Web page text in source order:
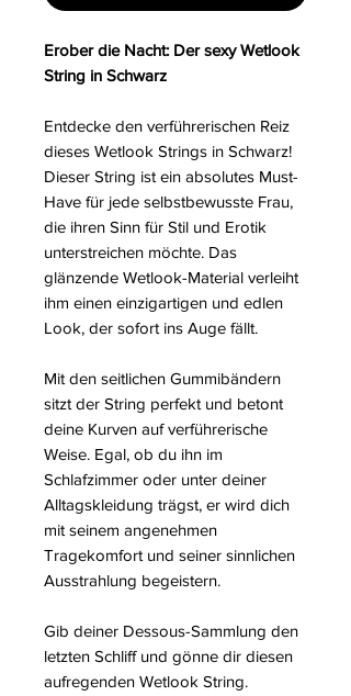
Erober die Nacht: Der sexy Wetlook
String in Schwarz
Entdecke den verführerischen Reiz
dieses Wetlook Strings in Schwarz!
Dieser String ist ein absolutes Must-
Have für jede selbstbewusste Frau,
die ihren Sinn für Stil und Erotik
unterstreichen möchte. Das
glänzende Wetlook-Material verleiht
ihm einen einzigartigen und edlen
Look, der sofort ins Auge fällt.
Mit den seitlichen Gummibändern
sitzt der String perfekt und betont
deine Kurven auf verführerische
Weise. Egal, ob du ihn im
Schlafzimmer oder unter deiner
Alltagskleidung trägst, er wird dich
mit seinem angenehmen
Tragekomfort und seiner sinnlichen
Ausstrahlung begeistern.
Gib deiner Dessous-Sammlung den
letzten Schliff und gönne dir diesen
aufregenden Wetlook String.